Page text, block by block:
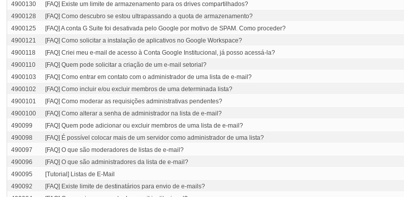
4900130
[FAQ] Existe um limite de armazenamento para os drives compartilhados?
4900128
[FAQ] Como descubro se estou ultrapassando a quota de armazenamento?
4900125
[FAQ] A conta G Suite foi desativada pelo Google por motivo de SPAM. Como proceder?
4900121
[FAQ] Como solicitar a instalação de aplicativos no Google Workspace?
4900118
[FAQ] Criei meu e-mail de acesso à Conta Google Institucional, já posso acessá-la?
4900110
[FAQ] Quem pode solicitar a criação de um e-mail setorial?
4900103
[FAQ] Como entrar em contato com o administrador de uma lista de e-mail?
4900102
[FAQ] Como incluir e/ou excluir membros de uma determinada lista?
4900101
[FAQ] Como moderar as requisições administrativas pendentes?
4900100
[FAQ] Como alterar a senha de administrador na lista de e-mail?
490099
[FAQ] Quem pode adicionar ou excluir membros de uma lista de e-mail?
490098
[FAQ] É possível colocar mais de um servidor como administrador de uma lista?
490097
[FAQ] O que são moderadores de listas de e-mail?
490096
[FAQ] O que são administradores da lista de e-mail?
490095
[Tutorial] Listas de E-Mail
490092
[FAQ] Existe limite de destinatários para envio de e-mails?